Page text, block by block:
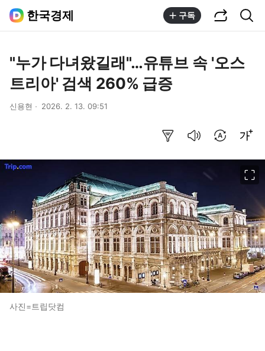
한국경제 구독
"누가 다녀왔길래"…유튜브 속 '오스
트리아' 검색 260% 급증
신용현 2026. 2. 13. 09:51
사진=트립닷컴